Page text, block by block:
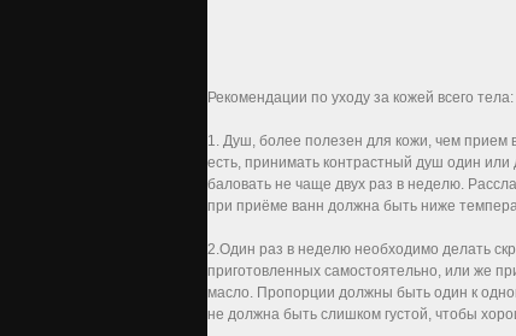
Рекомендации по уходу за кожей всего тела:
1. Душ, более полезен для кожи, чем
есть, принимать контрастный душ один или
баловать не чаще двух раз в неделю.
при приёме ванн должна быть ниже
2.Один раз в неделю необходимо делать
приготовленных самостоятельно, или же
масло. Пропорции должны быть один к
не должна быть слишком густой, чтобы